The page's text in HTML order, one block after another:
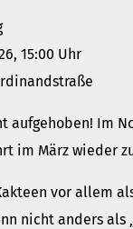
15:00 Uhr
aufgehoben! Im
im März wieder
vor allem
nicht anders als